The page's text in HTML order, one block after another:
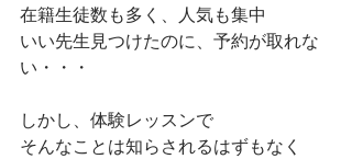
在籍生徒数も多く、人気も集中
いい先生見つけたのに、予約が取れな
い・・・
しかし、体験レッスンで
そんなことは知らされるはずもなく